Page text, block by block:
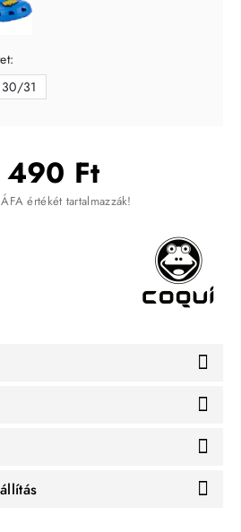
490 Ft
értékét tartalmazzák!
30/31